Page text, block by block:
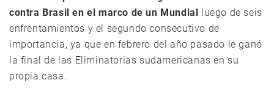
contra Brasil en el marco de un Mundial
luego de seis
enfrentamientos y el segundo consecutivo de
importancia, ya que en febrero del año pasado le ganó
la final de las Eliminatorias sudamericanas en su
propia casa.